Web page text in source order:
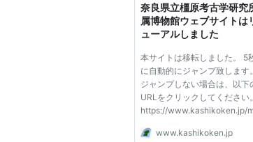
奈良県立橿原考古学研究
属博物館ウェブサイトは
ューアルしました
本サイトは移転しました。 5
に自動的にジャンプ致します。
ジャンプしない場合は、以下
URLをクリックしてください。
https://www.kashikoken.jp/
www.kashikoken.jp